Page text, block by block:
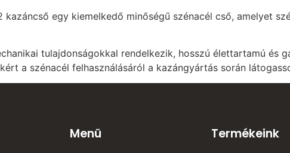
kazáncső egy kiemelkedő minőségű szénacél cső, amelyet
tulajdonságokkal rendelkezik, hosszú élettartamú és
a szénacél felhasználásáról a kazángyártás során
Menü Termékeink